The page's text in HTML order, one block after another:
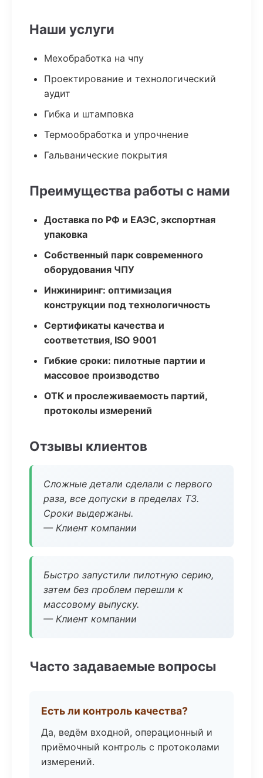
Наши услуги
Мехобработка на чпу
Проектирование и технологический
аудит
Гибка и штамповка
Термообработка и упрочнение
Гальванические покрытия
Преимущества работы с нами
Доставка по РФ и ЕАЭС, экспортная
упаковка
Собственный парк современного
оборудования ЧПУ
Инжиниринг: оптимизация
конструкции под технологичность
Сертификаты качества и
соответствия, ISO 9001
Гибкие сроки: пилотные партии и
массовое производство
ОТК и прослеживаемость партий,
протоколы измерений
Отзывы клиентов
Сложные детали сделали с первого
раза, все допуски в пределах ТЗ.
Сроки выдержаны.
— Клиент компании
Быстро запустили пилотную серию,
затем без проблем перешли к
массовому выпуску.
— Клиент компании
Часто задаваемые вопросы
Есть ли контроль качества?
Да, ведём входной, операционный и
приёмочный контроль с протоколами
измерений.